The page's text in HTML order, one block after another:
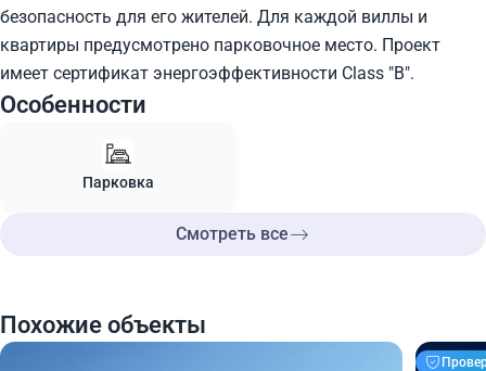
безопасность для его жителей. Для каждой виллы и
квартиры предусмотрено парковочное место. Проект
имеет сертификат энергоэффективности Class "B".
Особенности
Парковка
Смотреть все
Похожие объекты